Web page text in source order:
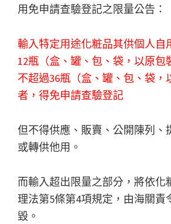
用免申請查驗登記之限量公告：
輸入特定用途化粧品其供個人自
12瓶（盒、罐、包、袋，以原包
不超過36瓶（盒、罐、包、袋，
者，得免申請查驗登記
但不得供應、販賣、公開陳列、
或轉供他用。
而輸入超出限量之部分，將依化
理法第5條第4項規定，由海關責
毀。